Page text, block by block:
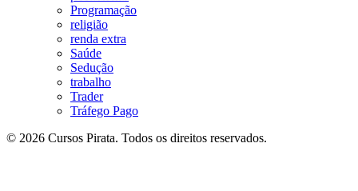
Programação
religião
renda extra
Saúde
Sedução
trabalho
Trader
Tráfego Pago
© 2026 Cursos Pirata. Todos os direitos reservados.